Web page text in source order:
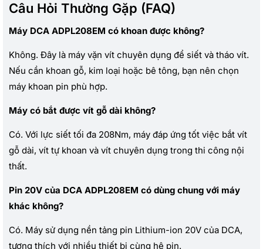
Câu Hỏi Thường Gặp (FAQ)
Máy DCA ADPL208EM có khoan được không?
Không. Đây là máy vặn vít chuyên dụng để siết và tháo vít.
Nếu cần khoan gỗ, kim loại hoặc bê tông, bạn nên chọn
máy khoan pin phù hợp.
Máy có bắt được vít gỗ dài không?
Có. Với lực siết tối đa 208Nm, máy đáp ứng tốt việc bắt vít
gỗ dài, vít tự khoan và vít chuyên dụng trong thi công nội
thất.
Pin 20V của DCA ADPL208EM có dùng chung với máy
khác không?
Có. Máy sử dụng nền tảng pin Lithium-ion 20V của DCA,
tương thích với nhiều thiết bị cùng hệ pin.